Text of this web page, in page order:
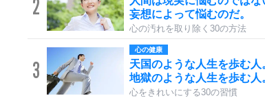
2
妄想によって悩むのだ。
心の汚れを取り除く30の方法
3
心の健康
天国のような人生を歩む人
地獄のような人生を歩む人
心をきれいにする30の習慣